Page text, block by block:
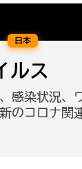
日本
ルス
感染状況、
のコロナ関